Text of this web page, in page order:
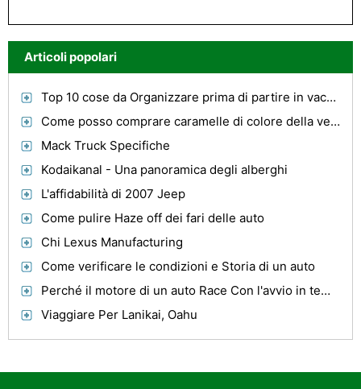
Articoli popolari
Top 10 cose da Organizzare prima di partire in vacanza.
Come posso comprare caramelle di colore della vernice auto ?
Mack Truck Specifiche
Kodaikanal - Una panoramica degli alberghi
L'affidabilità di 2007 Jeep
Come pulire Haze off dei fari delle auto
Chi Lexus Manufacturing
Come verificare le condizioni e Storia di un auto
Perché il motore di un auto Race Con l'avvio in tempo freddo?
Viaggiare Per Lanikai, Oahu